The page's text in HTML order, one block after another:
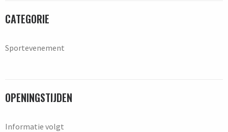
CATEGORIE
Sportevenement
OPENINGSTIJDEN
Informatie volgt